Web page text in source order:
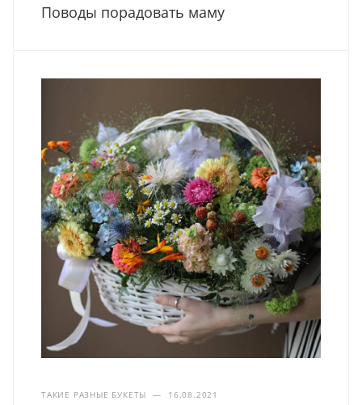
Поводы порадовать маму
ТАКИЕ РАЗНЫЕ БУКЕТЫ — 16.08.2021